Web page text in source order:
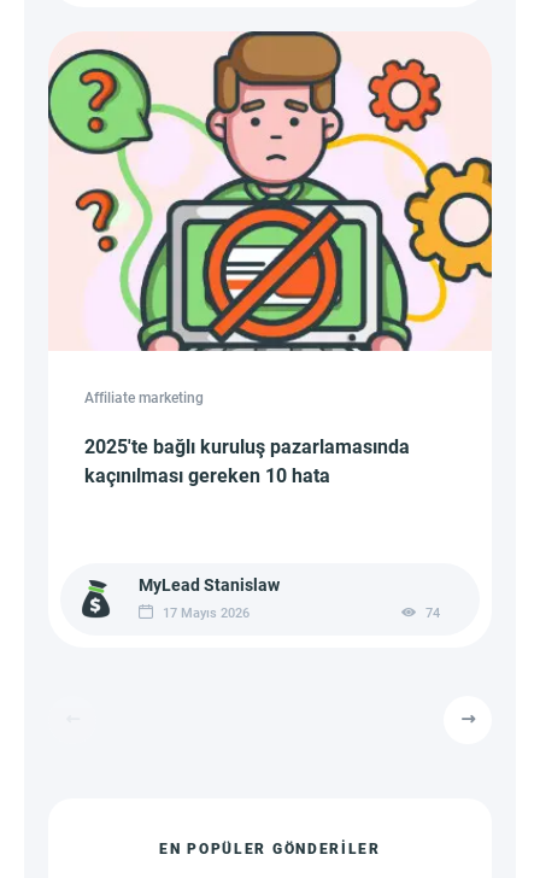
Affiliate marketing
2025'te bağlı kuruluş pazarlamasında
kaçınılması gereken 10 hata
MyLead Stanislaw
17 Mayıs 2026 74
EN POPÜLER GÖNDERILER